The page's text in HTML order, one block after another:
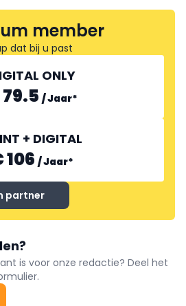
member
dat bij u past
ONLY
/Jaar*
+ DIGITAL
106 /Jaar*
partner
is voor onze redactie? Deel het